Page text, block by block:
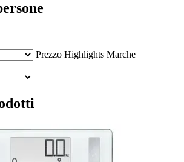
Prezzo Highlights Marche